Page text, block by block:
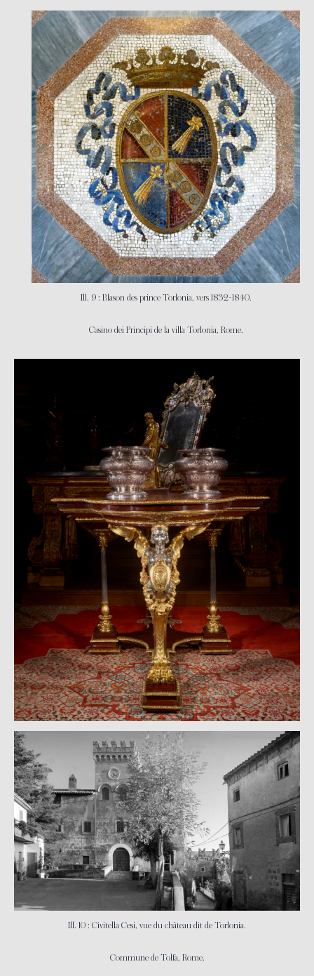
Ill. 9 : Blason des prince Torlonia, vers 1832-1840.
Casino dei Principi de la villa Torlonia, Rome.
Ill. 10 : Civitella Cesi, vue du château dit de Torlonia.
Commune de Tolfa, Rome.